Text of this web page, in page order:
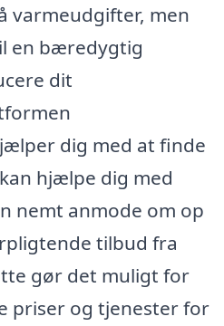
varmeudgifter, men
en bæredygtig
dit
dig med at finde
hjælpe dig med
nemt anmode om op
tilbud fra
gør det muligt for
priser og tjenester for